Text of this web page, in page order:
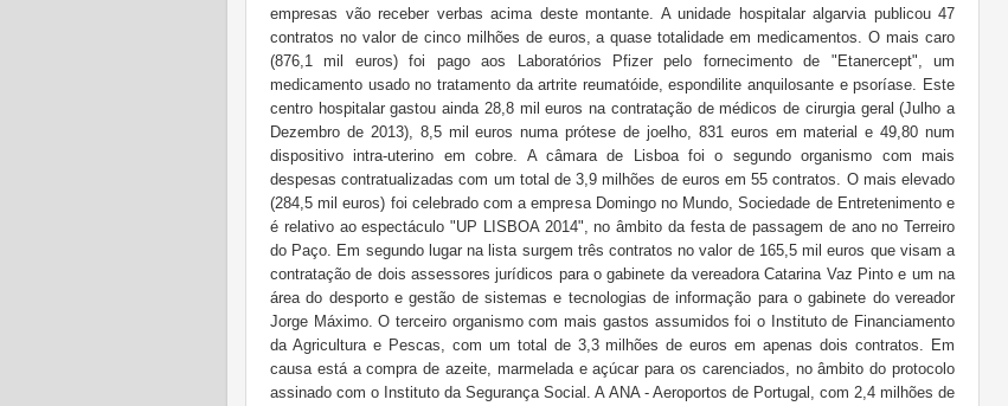
empresas vão receber verbas acima deste montante. A unidade hospitalar algarvia publicou 47
contratos no valor de cinco milhões de euros, a quase totalidade em medicamentos. O mais caro
(876,1 mil euros) foi pago aos Laboratórios Pfizer pelo fornecimento de "Etanercept", um
medicamento usado no tratamento da artrite reumatóide, espondilite anquilosante e psoríase. Este
centro hospitalar gastou ainda 28,8 mil euros na contratação de médicos de cirurgia geral (Julho a
Dezembro de 2013), 8,5 mil euros numa prótese de joelho, 831 euros em material e 49,80 num
dispositivo intra-uterino em cobre. A câmara de Lisboa foi o segundo organismo com mais
despesas contratualizadas com um total de 3,9 milhões de euros em 55 contratos. O mais elevado
(284,5 mil euros) foi celebrado com a empresa Domingo no Mundo, Sociedade de Entretenimento e
é relativo ao espectáculo "UP LISBOA 2014", no âmbito da festa de passagem de ano no Terreiro
do Paço. Em segundo lugar na lista surgem três contratos no valor de 165,5 mil euros que visam a
contratação de dois assessores jurídicos para o gabinete da vereadora Catarina Vaz Pinto e um na
área do desporto e gestão de sistemas e tecnologias de informação para o gabinete do vereador
Jorge Máximo. O terceiro organismo com mais gastos assumidos foi o Instituto de Financiamento
da Agricultura e Pescas, com um total de 3,3 milhões de euros em apenas dois contratos. Em
causa está a compra de azeite, marmelada e açúcar para os carenciados, no âmbito do protocolo
assinado com o Instituto da Segurança Social. A ANA - Aeroportos de Portugal, com 2,4 milhões de